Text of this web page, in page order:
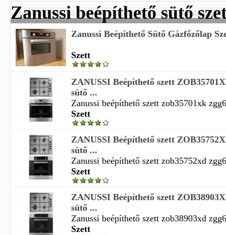
Zanussi beépíthető sütő
Zanussi Beépíthető Sütő Gázfőzőlap
Szett
ZANUSSI Beépíthető szett
sütő ...
Zanussi beépíthető szett zob35701xk
Szett
ZANUSSI Beépíthető szett
sütő ...
Zanussi beépíthető szett zob35752xd
Szett
ZANUSSI Beépíthető szett
sütő ...
Zanussi beépíthető szett zob38903xd
Szett